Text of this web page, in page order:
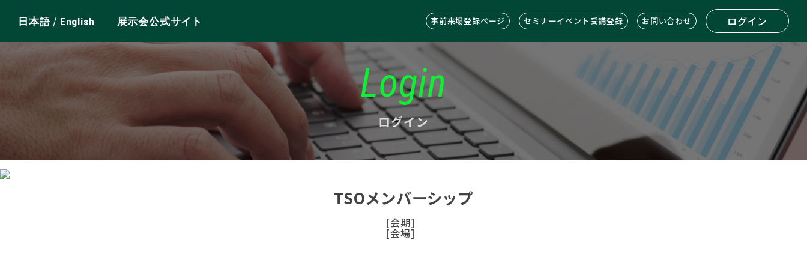
日本語/ English 展示会公式サイト 事前来場登録ページ セミナーイベント受講登録 お問い合わせ ログイン
Login
ログイン
TSOメンバーシップ
[会期]
[会場]